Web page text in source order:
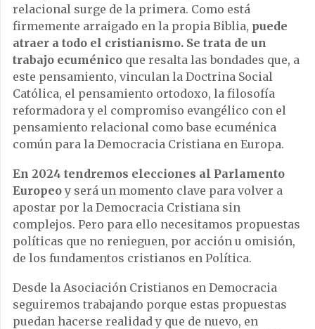
relacional surge de la primera. Como está
firmemente arraigado en la propia Biblia, puede
atraer a todo el cristianismo. Se trata de un
trabajo ecuménico que resalta las bondades que, a
este pensamiento, vinculan la Doctrina Social
Católica, el pensamiento ortodoxo, la filosofía
reformadora y el compromiso evangélico con el
pensamiento relacional como base ecuménica
común para la Democracia Cristiana en Europa.
En 2024 tendremos elecciones al Parlamento
Europeoy será un momento clave para volver a
apostar por la Democracia Cristiana sin
complejos. Pero para ello necesitamos propuestas
políticas que no renieguen, por acción u omisión,
de los fundamentos cristianos en Política.
Desde la Asociación Cristianos en Democracia
seguiremos trabajando porque estas propuestas
puedan hacerse realidad y que de nuevo, en